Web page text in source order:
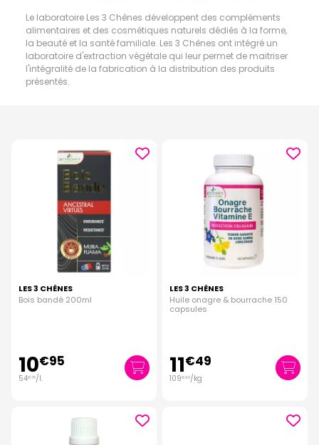
Le laboratoire Les 3 Chênes développent des compléments
alimentaires et des cosmétiques naturels dédiés à la forme,
la beauté et la santé familiale. Les 3 Chênes ont intégré un
laboratoire d'extraction végétale qui leur permet de maitriser
l'intégralité de la fabrication à la distribution des produits
présentés.
LES 3 CHÊNES
Bois bandé 200ml
10€95
54€75/l.
LES 3 CHÊNES
Huile onagre & bourrache 150
capsules
11€49
109€43/kg